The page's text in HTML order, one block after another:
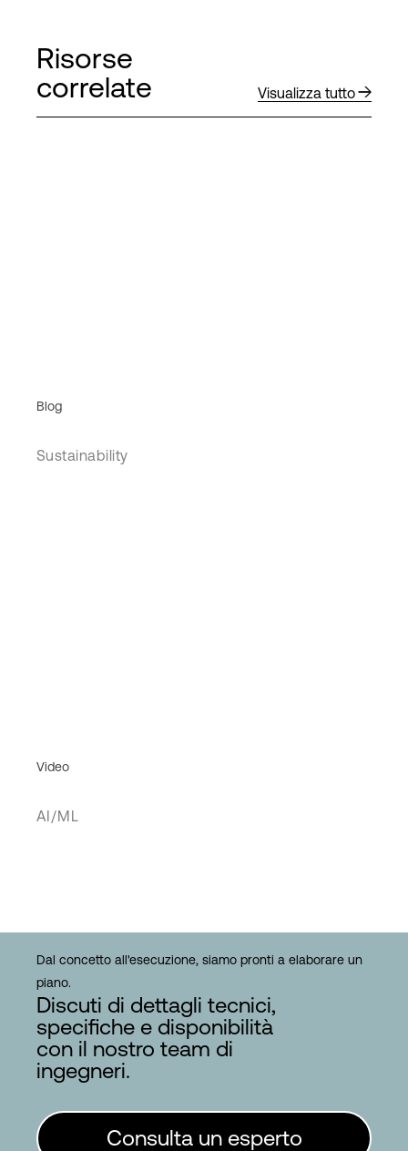
Risorse
correlate
Visualizza tutto
Blog
Sustainability
Video
AI/ML
Dal concetto all'esecuzione, siamo pronti a elaborare un
piano.
Discuti di dettagli tecnici,
specifiche e disponibilità
con il nostro team di
ingegneri.
Consulta un esperto